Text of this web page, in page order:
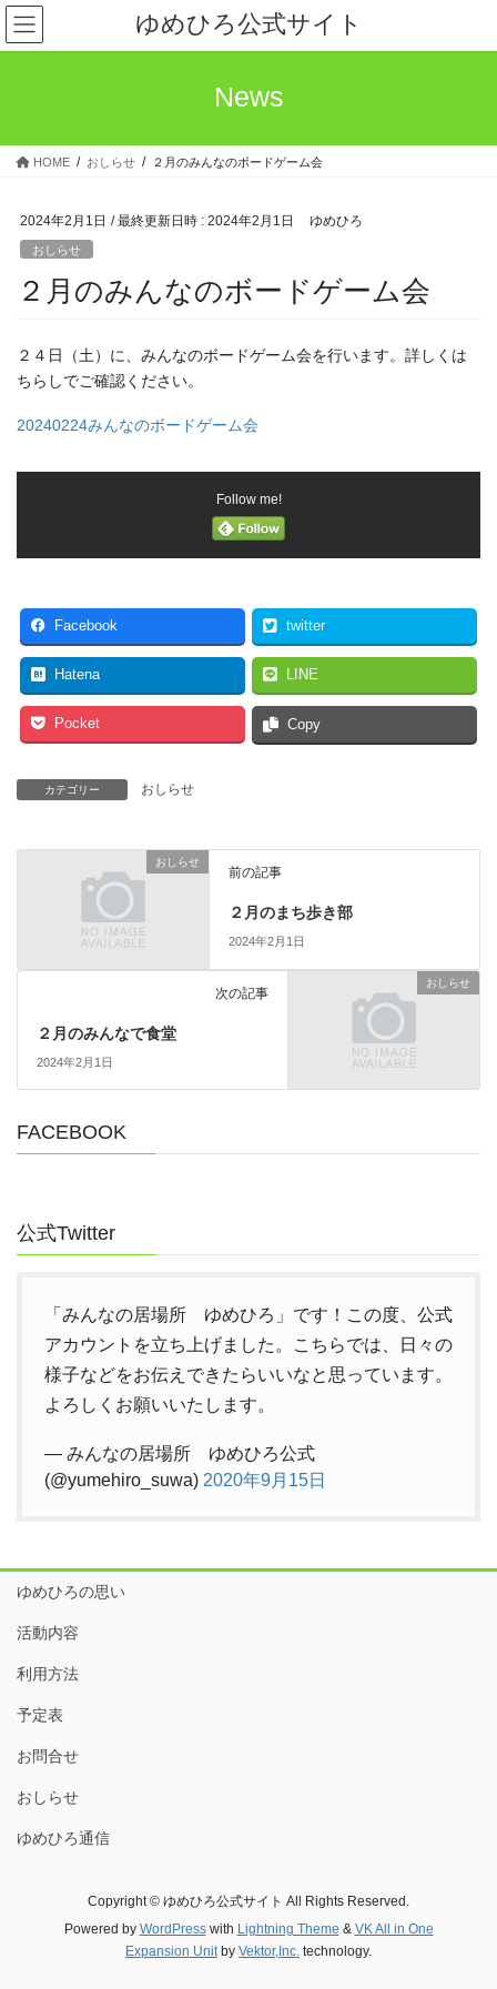
コ
ン
テ
ス
ナ
ビ
ゲ
ン
ゆめひろ公式サイト
News
HOME おしらせ ２月のみんなのボードゲーム会
2024年2月1日 / 最終更新日時 : 2024年2月1日 ゆめひろ
おしらせ
２月のみんなのボードゲーム会
２４日（土）に、みんなのボードゲーム会を行います。詳しくは
ちらしでご確認ください。
20240224みんなのボードゲーム会
Follow me!
Facebook twitter
Hatena LINE
Pocket Copy
カテゴリー おしらせ
おしらせ
前の記事
２月のまち歩き部
2024年2月1日
おしらせ
次の記事
２月のみんなで食堂
2024年2月1日
FACEBOOK
公式Twitter
「みんなの居場所 ゆめひろ」です！この度、公式
アカウントを立ち上げました。こちらでは、日々の
様子などをお伝えできたらいいなと思っています。
よろしくお願いいたします。
— みんなの居場所 ゆめひろ公式
(@yumehiro_suwa) 2020年9月15日
ゆめひろの思い
活動内容
利用方法
予定表
お問合せ
おしらせ
ゆめひろ通信
Copyright © ゆめひろ公式サイト All Rights Reserved.
Powered by WordPresswith Lightning Theme & VK All in One
Expansion Unitby Vektor,Inc. technology.